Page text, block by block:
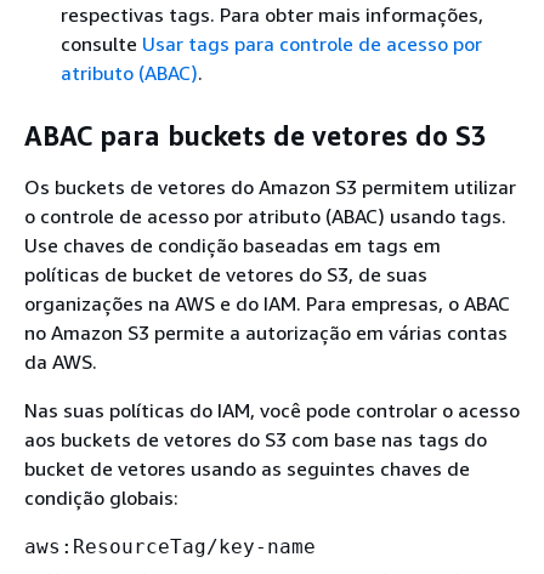
respectivas tags. Para obter mais informações,
consulte Usar tags para controle de acesso por
atributo (ABAC).
ABAC para buckets de vetores do S3
Os buckets de vetores do Amazon S3 permitem utilizar
o controle de acesso por atributo (ABAC) usando tags.
Use chaves de condição baseadas em tags em
políticas de bucket de vetores do S3, de suas
organizações na AWS e do IAM. Para empresas, o ABAC
no Amazon S3 permite a autorização em várias contas
da AWS.
Nas suas políticas do IAM, você pode controlar o acesso
aos buckets de vetores do S3 com base nas tags do
bucket de vetores usando as seguintes chaves de
condição globais:
aws:ResourceTag/key-name